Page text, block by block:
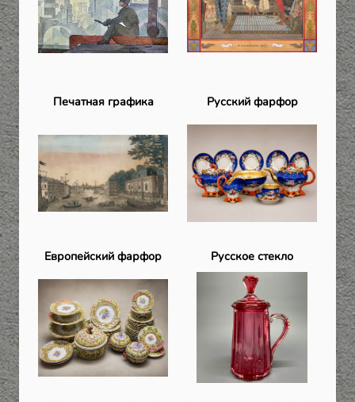
Печатная графика Русский фарфор
Европейский фарфор Русское стекло